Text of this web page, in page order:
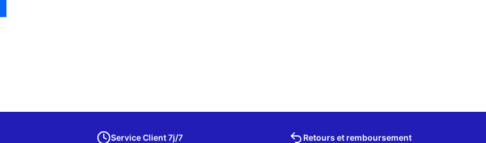
Service Client 7j/7 Retours et remboursement